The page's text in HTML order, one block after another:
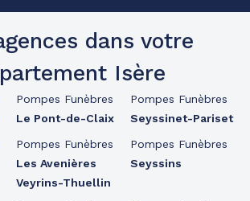
dans votre
Isère
Pompes Funèbres
Le Pont-de-Claix
Pompes Funèbres
Les Avenières
Veyrins-Thuellin
Pompes Funèbres
Seyssinet-Pariset
Pompes Funèbres
Seyssins